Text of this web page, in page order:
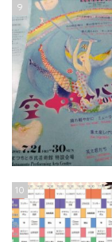
9
10